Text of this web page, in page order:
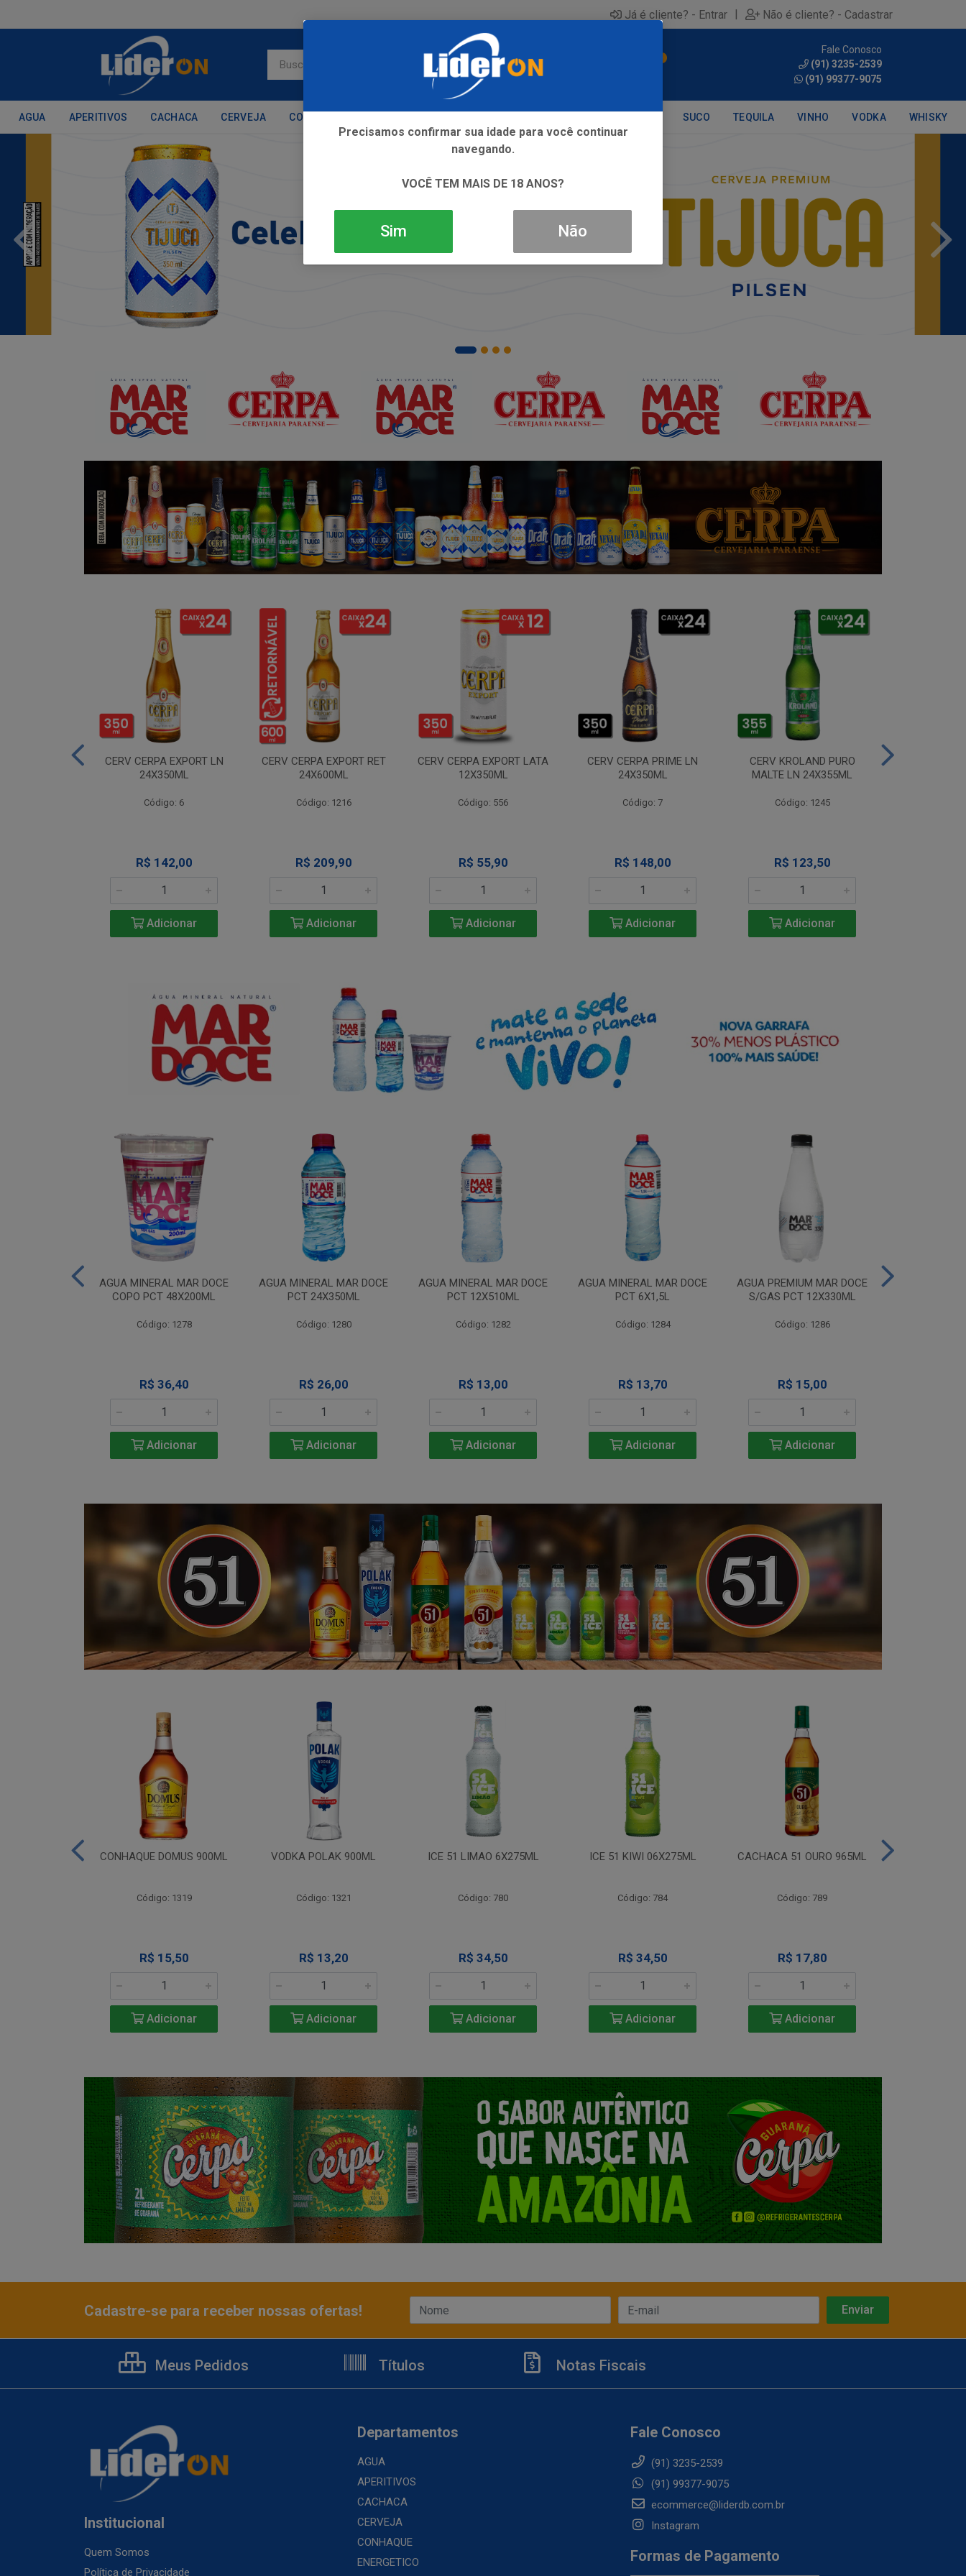
Já é cliente? - Entrar | Não é cliente? - Cadastrar
Fale Conosco
(91) 3235-2539
(91) 99377-9075
AGUA APERITIVOS CACHACA CERVEJA CONHAQUE SUCO TEQUILA VINHO VODKA WHISKY
CERV CERPA EXPORT LN
24X350ML
Código: 6
R$ 142,00
Adicionar
CERV CERPA EXPORT RET
24X600ML
Código: 1216
R$ 209,90
Adicionar
CERV CERPA EXPORT LATA
12X350ML
Código: 556
R$ 55,90
Adicionar
CERV CERPA PRIME LN
24X350ML
Código: 7
R$ 148,00
Adicionar
CERV KROLAND PURO
MALTE LN 24X355ML
Código: 1245
R$ 123,50
Adicionar
AGUA MINERAL MAR DOCE
COPO PCT 48X200ML
Código: 1278
R$ 36,40
Adicionar
AGUA MINERAL MAR DOCE
PCT 24X350ML
Código: 1280
R$ 26,00
Adicionar
AGUA MINERAL MAR DOCE
PCT 12X510ML
Código: 1282
R$ 13,00
Adicionar
AGUA MINERAL MAR DOCE
PCT 6X1,5L
Código: 1284
R$ 13,70
Adicionar
AGUA PREMIUM MAR DOCE
S/GAS PCT 12X330ML
Código: 1286
R$ 15,00
Adicionar
CONHAQUE DOMUS 900ML
Código: 1319
R$ 15,50
Adicionar
VODKA POLAK 900ML
Código: 1321
R$ 13,20
Adicionar
ICE 51 LIMAO 6X275ML
Código: 780
R$ 34,50
Adicionar
ICE 51 KIWI 06X275ML
Código: 784
R$ 34,50
Adicionar
CACHACA 51 OURO 965ML
Código: 789
R$ 17,80
Adicionar
Cadastre-se para receber nossas ofertas!
Meus Pedidos Títulos Notas Fiscais
Institucional
Quem Somos
Política de Privacidade
Departamentos
AGUA
APERITIVOS
CACHACA
CERVEJA
CONHAQUE
ENERGETICO
Fale Conosco
(91) 3235-2539
(91) 99377-9075
ecommerce@liderdb.com.br
Instagram
Formas de Pagamento
Precisamos confirmar sua idade para você continuar
navegando.
VOCÊ TEM MAIS DE 18 ANOS?
Sim Não